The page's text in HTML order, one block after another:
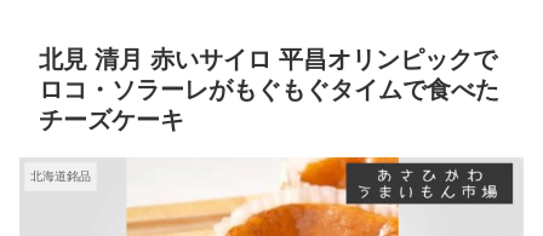
北見 清月 赤いサイロ 平昌オリンピックで
ロコ・ソラーレがもぐもぐタイムで食べた
チーズケーキ
北海道銘品